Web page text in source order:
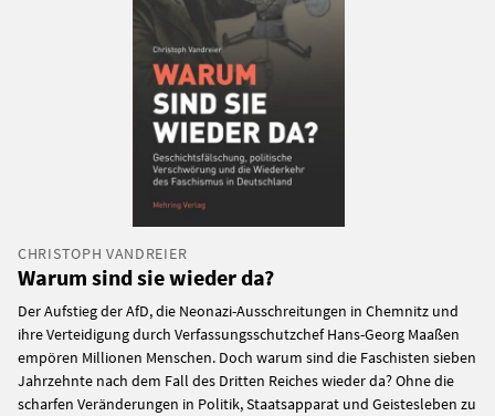
CHRISTOPH VANDREIER
Warum sind sie wieder da?
Der Aufstieg der AfD, die Neonazi-Ausschreitungen in Chemnitz und
ihre Verteidigung durch Verfassungsschutzchef Hans-Georg Maaßen
empören Millionen Menschen. Doch warum sind die Faschisten sieben
Jahrzehnte nach dem Fall des Dritten Reiches wieder da? Ohne die
scharfen Veränderungen in Politik, Staatsapparat und Geistesleben zu